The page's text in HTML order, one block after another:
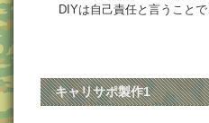
DIYは自己責任と言うこと
キャリサポ製作1